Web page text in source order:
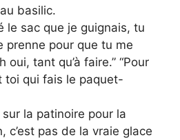
basilic.
le sac que je guignais, tu
prenne pour que tu me
oui, tant qu’à faire.” “Pour
toi qui fais le paquet-
la patinoire pour la
c’est pas de la vraie glace